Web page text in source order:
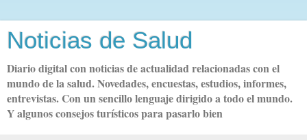
Noticias de Salud
Diario digital con noticias de actualidad relacionadas con el
mundo de la salud. Novedades, encuestas, estudios, informes,
entrevistas. Con un sencillo lenguaje dirigido a todo el mundo.
Y algunos consejos turísticos para pasarlo bien